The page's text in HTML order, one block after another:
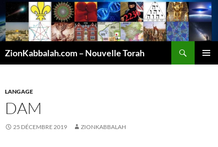
ZionKabbalah.com – Nouvelle Torah
LANGAGE
DAM
25 DÉCEMBRE 2019 ZIONKABBALAH